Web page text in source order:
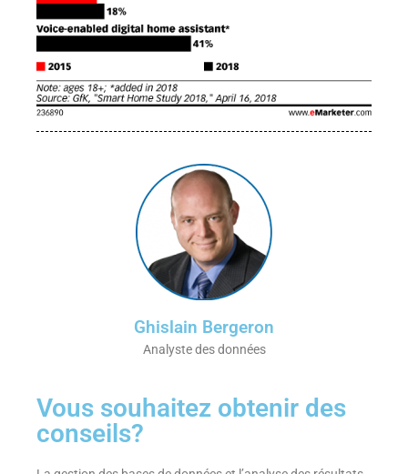
Ghislain Bergeron
Analyste des données
Vous souhaitez obtenir des
conseils?